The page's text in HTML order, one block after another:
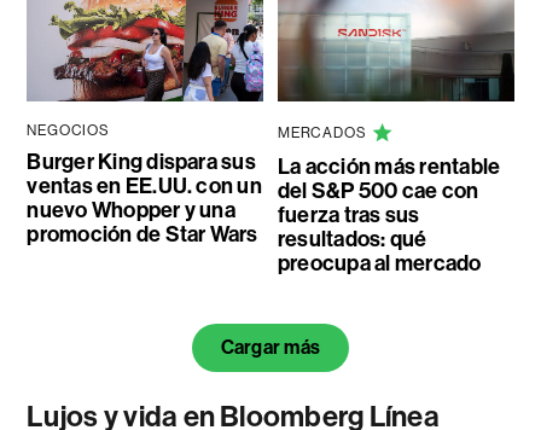
NEGOCIOS
Burger King dispara sus
ventas en EE.UU. con un
nuevo Whopper y una
promoción de Star Wars
MERCADOS
La acción más rentable
del S&P 500 cae con
fuerza tras sus
resultados: qué
preocupa al mercado
Cargar más
Lujos y vida en Bloomberg Línea